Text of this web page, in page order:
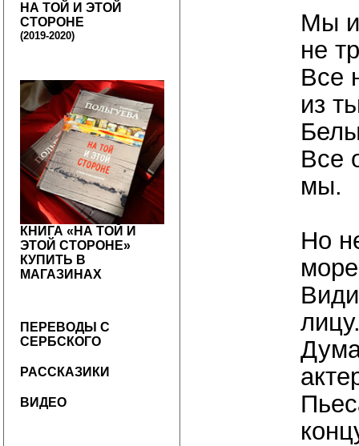
НА ТОЙ И ЭТОЙ
СТОРОНЕ
(2019-2020)
КНИГА «НА ТОЙ И
ЭТОЙ СТОРОНЕ»
КУПИТЬ В
МАГАЗИНАХ
ПЕРЕВОДЫ С
СЕРБСКОГО
РАССКАЗИКИ
ВИДЕО
Мы
не
Все
из
Все
мы.
Но